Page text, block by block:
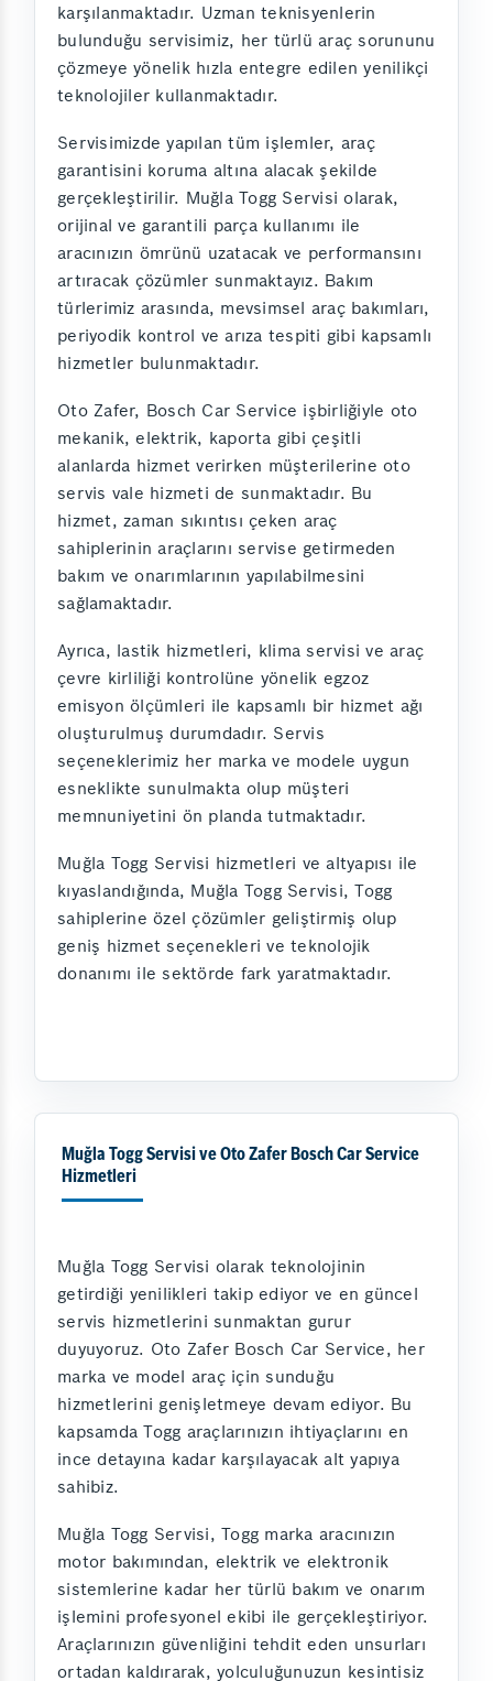
karşılanmaktadır. Uzman teknisyenlerin
bulunduğu servisimiz, her türlü araç sorununu
çözmeye yönelik hızla entegre edilen yenilikçi
teknolojiler kullanmaktadır.
Servisimizde yapılan tüm işlemler, araç
garantisini koruma altına alacak şekilde
gerçekleştirilir. Muğla Togg Servisi olarak,
orijinal ve garantili parça kullanımı ile
aracınızın ömrünü uzatacak ve performansını
artıracak çözümler sunmaktayız. Bakım
türlerimiz arasında, mevsimsel araç bakımları,
periyodik kontrol ve arıza tespiti gibi kapsamlı
hizmetler bulunmaktadır.
Oto Zafer, Bosch Car Service işbirliğiyle oto
mekanik, elektrik, kaporta gibi çeşitli
alanlarda hizmet verirken müşterilerine oto
servis vale hizmeti de sunmaktadır. Bu
hizmet, zaman sıkıntısı çeken araç
sahiplerinin araçlarını servise getirmeden
bakım ve onarımlarının yapılabilmesini
sağlamaktadır.
Ayrıca, lastik hizmetleri, klima servisi ve araç
çevre kirliliği kontrolüne yönelik egzoz
emisyon ölçümleri ile kapsamlı bir hizmet ağı
oluşturulmuş durumdadır. Servis
seçeneklerimiz her marka ve modele uygun
esneklikte sunulmakta olup müşteri
memnuniyetini ön planda tutmaktadır.
Muğla Togg Servisi hizmetleri ve altyapısı ile
kıyaslandığında, Muğla Togg Servisi, Togg
sahiplerine özel çözümler geliştirmiş olup
geniş hizmet seçenekleri ve teknolojik
donanımı ile sektörde fark yaratmaktadır.
Muğla Togg Servisi ve Oto Zafer Bosch Car Service
Hizmetleri
Muğla Togg Servisi olarak teknolojinin
getirdiği yenilikleri takip ediyor ve en güncel
servis hizmetlerini sunmaktan gurur
duyuyoruz. Oto Zafer Bosch Car Service, her
marka ve model araç için sunduğu
hizmetlerini genişletmeye devam ediyor. Bu
kapsamda Togg araçlarınızın ihtiyaçlarını en
ince detayına kadar karşılayacak alt yapıya
sahibiz.
Muğla Togg Servisi, Togg marka aracınızın
motor bakımından, elektrik ve elektronik
sistemlerine kadar her türlü bakım ve onarım
işlemini profesyonel ekibi ile gerçekleştiriyor.
Araçlarınızın güvenliğini tehdit eden unsurları
ortadan kaldırarak, yolculuğunuzun kesintisiz